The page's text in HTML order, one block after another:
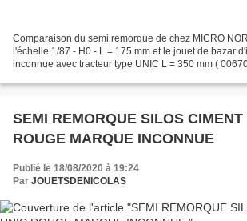
Comparaison du semi remorque de chez MICRO
l'échelle 1/87 - H0 - L = 175 mm et le jouet de bazar
inconnue avec tracteur type UNIC L = 350 mm (
SEMI REMORQUE SILOS
ROUGE MARQUE INCONNUE
Publié le 18/08/2020 à 19:24
Par JOUETSDENICOLAS